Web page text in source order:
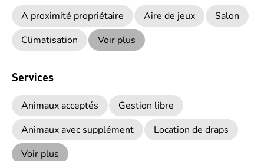
A proximité propriétaire Aire de jeux
Salon
Climatisation
Voir plus
Services
Animaux acceptés
Gestion libre
Animaux avec supplément
Location de draps
Voir plus